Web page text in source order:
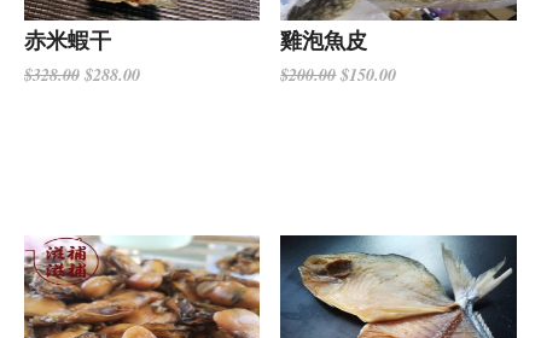
赤米蝦干
$328.00$288.00
雞泡魚皮
$200.00$150.00